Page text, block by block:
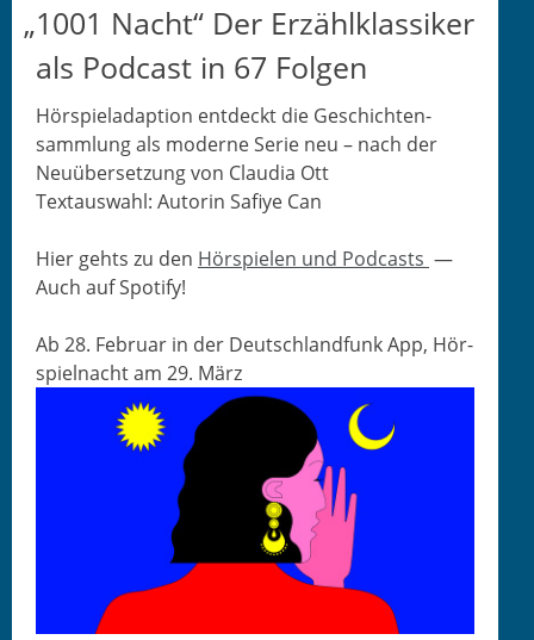
„1001 Nacht“ Der Erzählklassiker
als Podcast in 67 Folgen
Hör­spieladap­tion ent­deckt die Geschicht­en­
samm­lung als mod­erne Serie neu – nach der
Neuüber­set­zung von Clau­dia Ott
Tex­tauswahl: Autorin Safiye Can
Hier gehts zu den Hör­spie­len und Pod­casts —
Auch auf Spotify!
Ab 28. Feb­ru­ar in der Deutsch­land­funk App, Hör­
spiel­nacht am 29. März